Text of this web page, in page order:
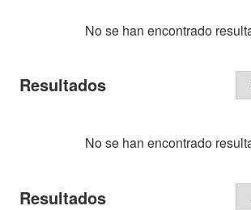
No se han encontrado
Resultados
No se han encontrado
Resultados